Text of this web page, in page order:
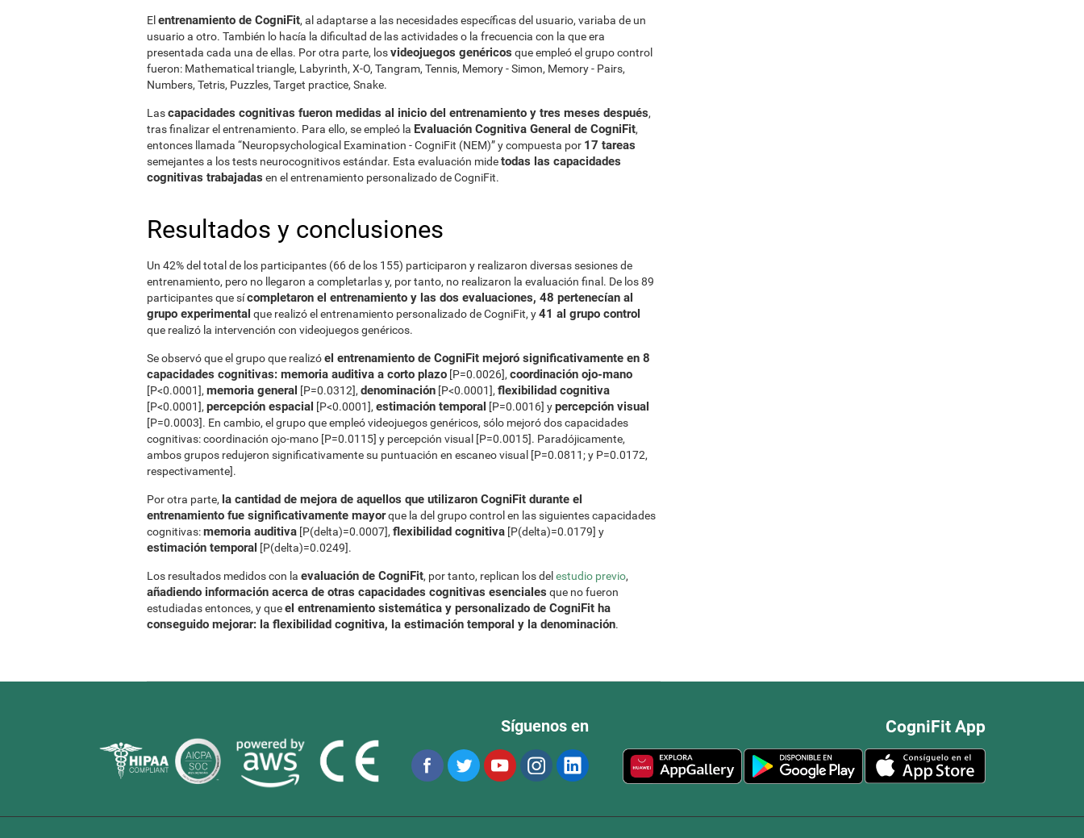
El entrenamiento de CogniFit, al adaptarse a las necesidades específicas del usuario, variaba de un
usuario a otro. También lo hacía la dificultad de las actividades o la frecuencia con la que era
presentada cada una de ellas. Por otra parte, losvideojuegos genéricos que empleó el grupo control
fueron: Mathematical triangle, Labyrinth, X-O, Tangram, Tennis, Memory - Simon, Memory - Pairs,
Numbers, Tetris, Puzzles, Target practice, Snake.
Lascapacidades cognitivas fueron medidas al inicio del entrenamiento y tres meses después,
tras finalizar el entrenamiento. Para ello, se empleó la Evaluación Cognitiva General de CogniFit,
entonces llamada “Neuropsychological Examination - CogniFit (NEM)” y compuesta por 17 tareas
semejantes a los tests neurocognitivos estándar. Esta evaluación midetodas las capacidades
cognitivas trabajadas en el entrenamiento personalizado de CogniFit.
Resultados y conclusiones
Un 42% del total de los participantes (66 de los 155) participaron y realizaron diversas sesiones de
entrenamiento, pero no llegaron a completarlas y, por tanto, no realizaron la evaluación final. De los 89
participantes que sícompletaron el entrenamiento y las dos evaluaciones, 48 pertenecían al
grupo experimental que realizó el entrenamiento personalizado de CogniFit, y41 al grupo control
que realizó la intervención con videojuegos genéricos.
Se observó que el grupo que realizóel entrenamiento de CogniFit mejoró significativamente en 8
capacidades cognitivas: memoria auditiva a corto plazo [P=0.0026], coordinación ojo-mano
[P<0.0001], memoria general [P=0.0312], denominación [P<0.0001], flexibilidad cognitiva
[P<0.0001], percepción espacial [P<0.0001], estimación temporal [P=0.0016] ypercepción visual
[P=0.0003]. En cambio, el grupo que empleó videojuegos genéricos, sólo mejoró dos capacidades
cognitivas: coordinación ojo-mano [P=0.0115] y percepción visual [P=0.0015]. Paradójicamente,
ambos grupos redujeron significativamente su puntuación en escaneo visual [P=0.0811; y P=0.0172,
respectivamente].
Por otra parte, la cantidad de mejora de aquellos que utilizaron CogniFit durante el
entrenamiento fue significativamente mayorque la del grupo control en las siguientes capacidades
cognitivas:memoria auditiva [P(delta)=0.0007], flexibilidad cognitiva [P(delta)=0.0179] y
estimación temporal [P(delta)=0.0249].
Los resultados medidos con la evaluación de CogniFit, por tanto, replican los del estudio previo,
añadiendo información acerca de otras capacidades cognitivas esenciales que no fueron
estudiadas entonces, y queel entrenamiento sistemática y personalizado de CogniFit ha
conseguido mejorar: la flexibilidad cognitiva, la estimación temporal y la denominación.
CogniFit App
Síguenos en